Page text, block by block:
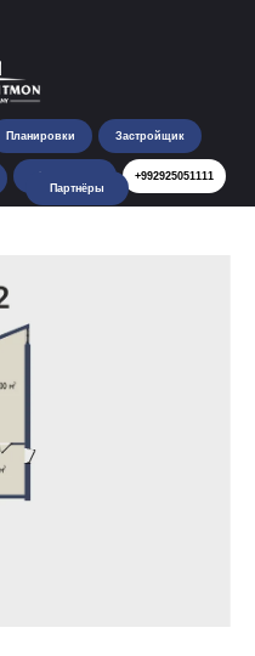
Планировки Застройщик
Контакты
+992925051111
Партнёры